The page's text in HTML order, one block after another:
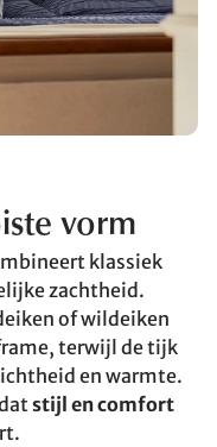
vorm
klassiek
zachtheid.
of wildeiken
terwijl de tijk
en warmte.
stijl en comfort